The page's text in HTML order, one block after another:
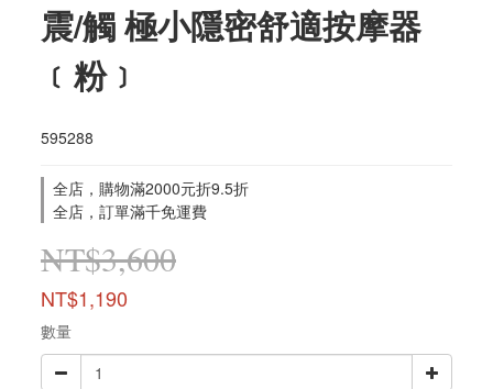
震/觸 極小隱密舒適按摩器
﹝粉﹞
595288
全店，購物滿2000元折9.5折
全店，訂單滿千免運費
NT$3,600
NT$1,190
數量